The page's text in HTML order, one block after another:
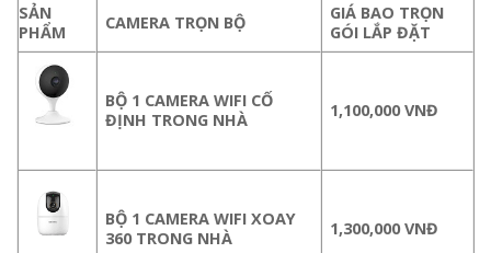
SẢN
PHẨM
CAMERA TRỌN BỘ
GIÁ BAO TRỌN
GÓI LẮP ĐẶT
BỘ 1 CAMERA WIFI CỐ
ĐỊNH TRONG NHÀ
1,100,000 VNĐ
BỘ 1 CAMERA WIFI XOAY
360 TRONG NHÀ
1,300,000 VNĐ